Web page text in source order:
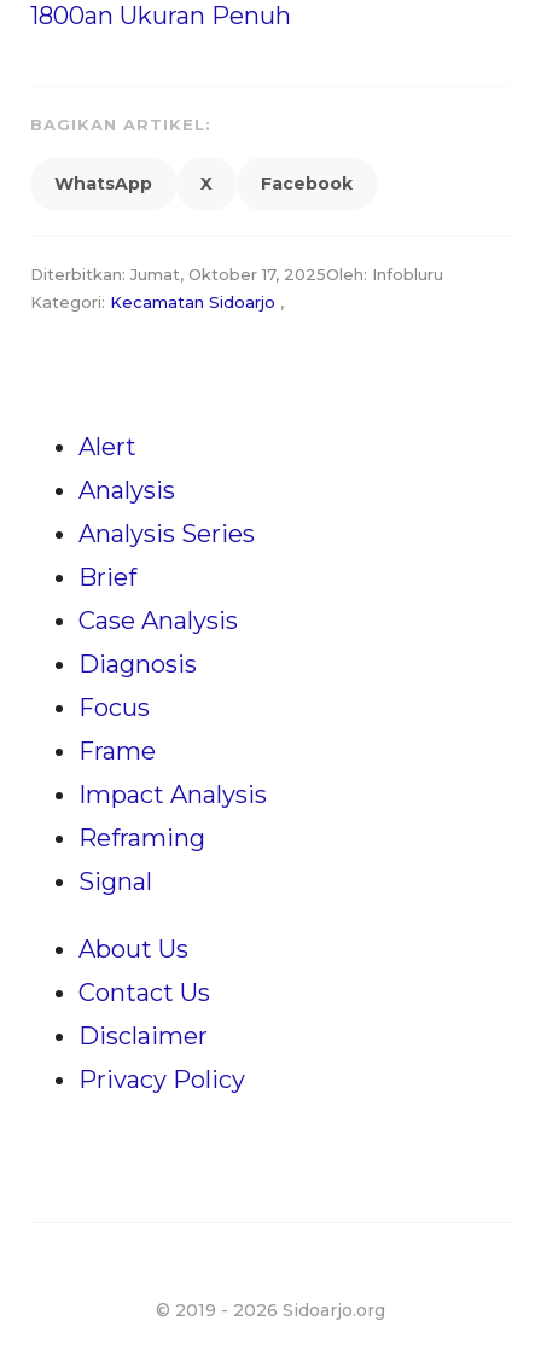
1800an Ukuran Penuh
BAGIKAN ARTIKEL:
WhatsApp X Facebook
Diterbitkan: Jumat, Oktober 17, 2025Oleh: Infobluru
Kategori: Kecamatan Sidoarjo ,
Alert
Analysis
Analysis Series
Brief
Case Analysis
Diagnosis
Focus
Frame
Impact Analysis
Reframing
Signal
About Us
Contact Us
Disclaimer
Privacy Policy
© 2019 - 2026 Sidoarjo.org